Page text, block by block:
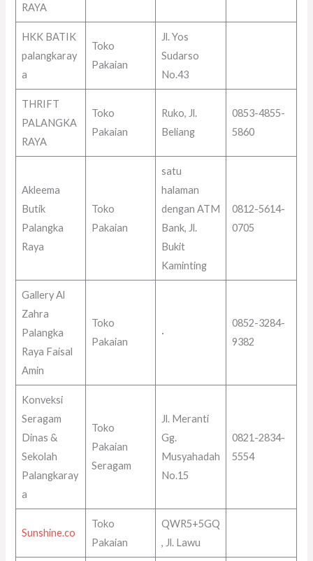
RAYA
HKK BATIK
palangkaray
a
Toko
Pakaian
Jl. Yos
Sudarso
No.43
THRIFT
PALANGKA
RAYA
Toko
Pakaian
Ruko, Jl.
Beliang
0853-4855-
5860
Akleema
Butik
Palangka
Raya
Toko
Pakaian
satu
halaman
dengan ATM
Bank, Jl.
Bukit
Kaminting
0812-5614-
0705
Gallery Al
Zahra
Palangka
Raya Faisal
Amin
Toko
Pakaian
·
0852-3284-
9382
Konveksi
Seragam
Dinas &
Sekolah
Palangkaray
a
Toko
Pakaian
Seragam
Jl. Meranti
Gg.
Musyahadah
No.15
0821-2834-
5554
Sunshine.co
Toko
Pakaian
QWR5+5GQ
, Jl. Lawu